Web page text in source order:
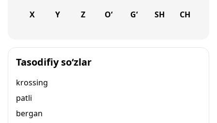
X Y Z O‘ G‘ SH CH
Tasodifiy so‘zlar
krossing
patli
bergan